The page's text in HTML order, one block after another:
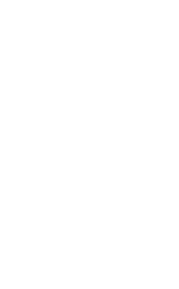
renommierte